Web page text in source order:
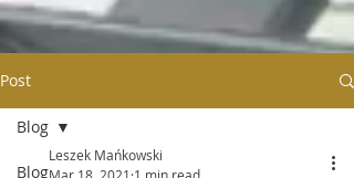
Post
Blog
Blog
Leszek Mańkowski